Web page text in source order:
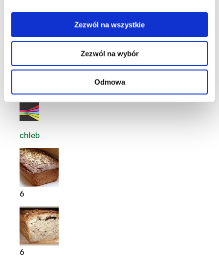
Zezwól na wszystkie
Zezwól na wybór
Odmowa
chleb
6
6